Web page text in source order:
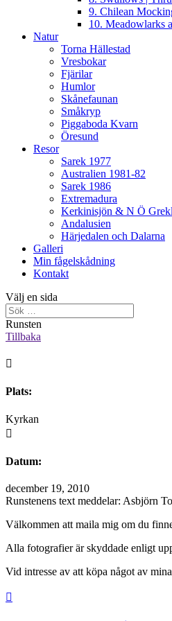
9. Chilean
10. Meadowlarks
Natur
Torna Hällestad
Vresbokar
Fjärilar
Humlor
Skånefaunan
Småkryp
Piggaboda Kvarn
Öresund
Resor
Sarek 1977
Australien 1981-82
Sarek 1986
Extremadura
Kerkinisjön & N Ö
Andalusien
Härjedalen och Dalarna
Galleri
Min fågelskådning
Kontakt
Välj en sida
Runsten
Tillbaka

Plats:
Kyrkan

Datum:
december 19, 2010
Runstenens text meddelar: Asbjörn
Välkommen att maila mig om du
Alla fotografier är skyddade enligt
Vid intresse av att köpa något av
